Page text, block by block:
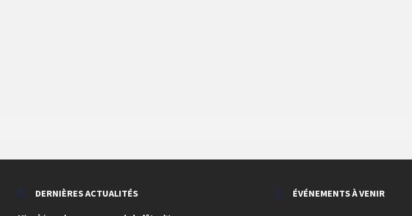
DERNIÈRES ACTUALITÉS ÉVÉNEMENTS À VENIR